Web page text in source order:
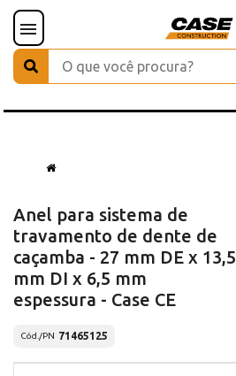
Anel para sistema de
travamento de dente de
caçamba - 27 mm DE x 13,5
mm DI x 6,5 mm
espessura - Case CE
Cód./PN 71465125